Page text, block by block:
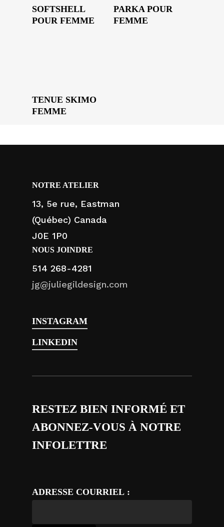
SOFTSHELL
POUR FEMME
PARKA POUR
FEMME
TENUE SKIMO
FEMME
NOTRE ATELIER
13, 5e rue, Eastman
(Québec) Canada
J0E 1P0
NOUS JOINDRE
514 268-4281
jg@juliegildesign.com
INSTAGRAM
LINKEDIN
RESTEZ BIEN INFORMÉ ET
ABONNEZ-VOUS À NOTRE
INFOLETTRE
ADRESSE COURRIEL :